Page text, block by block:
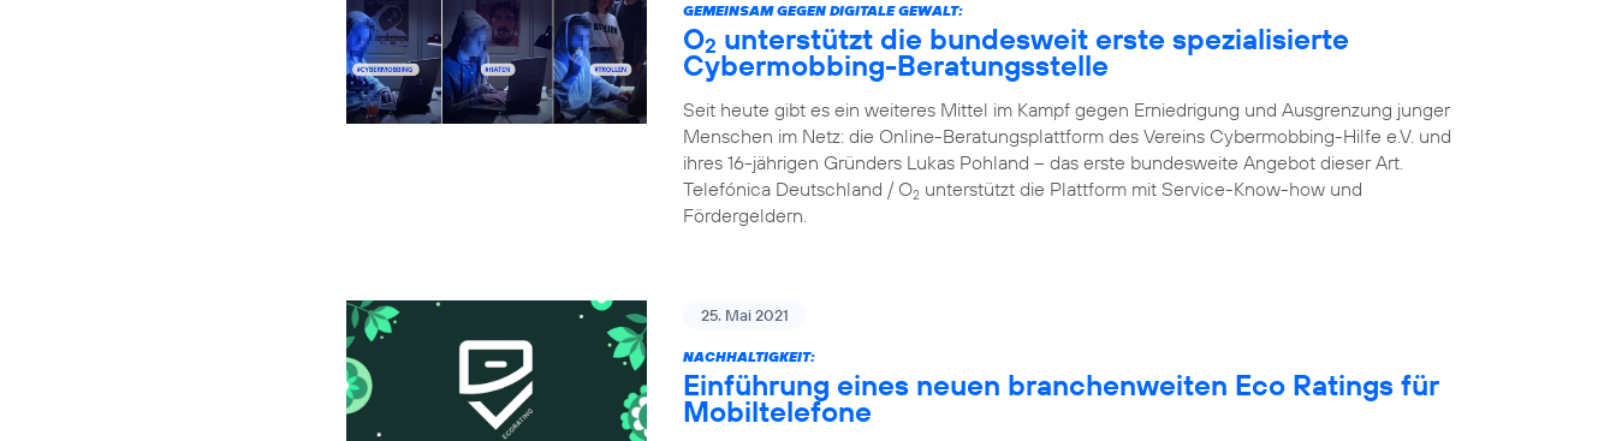
GEMEINSAM GEGEN DIGITALE GEWALT:
O2 unterstützt die bundesweit erste spezialisierte
Cybermobbing-Beratungsstelle
Seit heute gibt es ein weiteres Mittel im Kampf gegen Erniedrigung und Ausgrenzung junger
Menschen im Netz: die Online-Beratungsplattform des Vereins Cybermobbing-Hilfe e.V. und
ihres 16-jährigen Gründers Lukas Pohland – das erste bundesweite Angebot dieser Art.
Telefónica Deutschland / O2 unterstützt die Plattform mit Service-Know-how und
Fördergeldern.
25. Mai 2021
NACHHALTIGKEIT:
Einführung eines neuen branchenweiten Eco Ratings für
Mobiltelefone